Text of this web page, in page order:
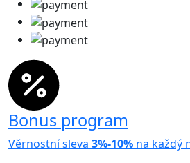
Bonus program
Věrnostní sleva 3%-10% na každý